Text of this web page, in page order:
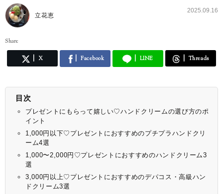
立花恵
2025.09.16
Share
X Facebook LINE Threads
目次
プレゼントにもらって嬉しい♡ハンドクリームの選び方のポ
イント
1,000円以下♡プレゼントにおすすめのプチプラハンドクリ
ーム4選
1,000〜2,000円♡プレゼントにおすすめのハンドクリーム3
選
3,000円以上♡プレゼントにおすすめのデパコス・高級ハン
ドクリーム3選